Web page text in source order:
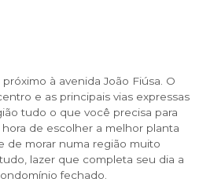
à avenida João Fiúsa. O
e as principais vias expressas
tudo o que você precisa para
de escolher a melhor planta
de morar numa região muito
lazer que completa seu dia a
fechado.